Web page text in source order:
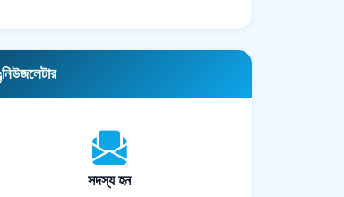
নিউজলেটার
সদস্য হন